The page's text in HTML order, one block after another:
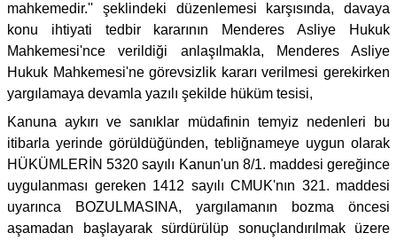
mahkemedir.'' şeklindeki düzenlemesi karşısında, davaya
konu ihtiyati tedbir kararının Menderes Asliye Hukuk
Mahkemesi'nce verildiği anlaşılmakla, Menderes Asliye
Hukuk Mahkemesi'ne görevsizlik kararı verilmesi gerekirken
yargılamaya devamla yazılı şekilde hüküm tesisi,
Kanuna aykırı ve sanıklar müdafinin temyiz nedenleri bu
itibarla yerinde görüldüğünden, tebliğnameye uygun olarak
HÜKÜMLERİN 5320 sayılı Kanun'un 8/1. maddesi gereğince
uygulanması gereken 1412 sayılı CMUK'nın 321. maddesi
uyarınca BOZULMASINA, yargılamanın bozma öncesi
aşamadan başlayarak sürdürülüp sonuçlandırılmak üzere